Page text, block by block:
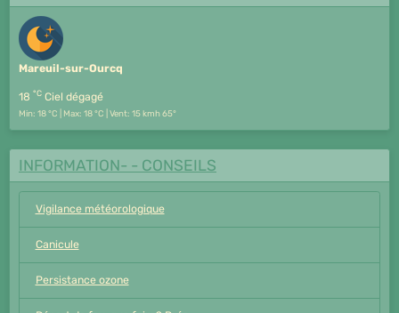
Mareuil-sur-Ourcq
18 °C Ciel dégagé
Min: 18 °C | Max: 18 °C | Vent: 15 kmh 65°
INFORMATION- - CONSEILS
Vigilance météorologique
Canicule
Persistance ozone